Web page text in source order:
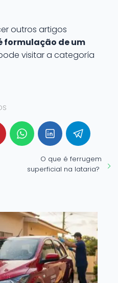
outros artigos
formulação de um
visitar a categoría
O que é ferrugem
superficial na lataria?